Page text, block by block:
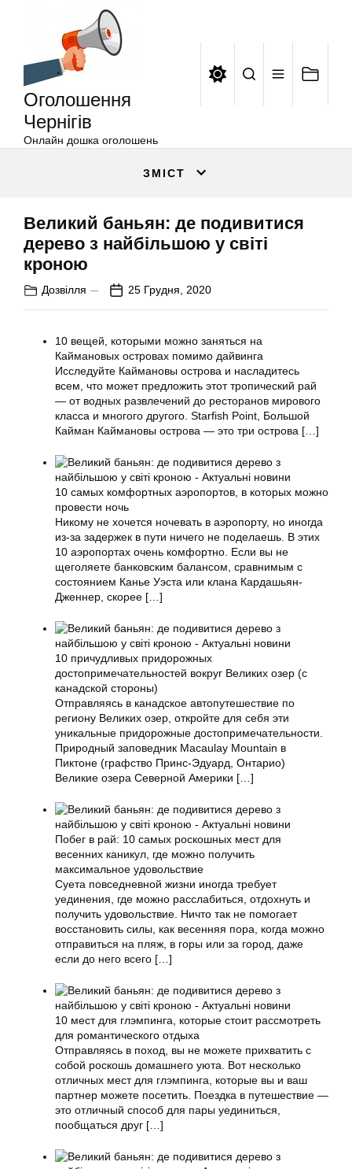
Оголошення
Чернігів
Онлайн дошка оголошень
ЗМІСТ
Великий баньян: де подивитися
дерево з найбільшою у світі
кроною
Дозвілля 25 Грудня, 2020
10 вещей, которыми можно заняться на
Каймановых островах помимо дайвинга
Исследуйте Каймановы острова и насладитесь
всем, что может предложить этот тропический рай
— от водных развлечений до ресторанов мирового
класса и многого другого. Starfish Point, Большой
Кайман Каймановы острова — это три острова […]
10 самых комфортных аэропортов, в которых можно
провести ночь
Никому не хочется ночевать в аэропорту, но иногда
из-за задержек в пути ничего не поделаешь. В этих
10 аэропортах очень комфортно. Если вы не
щеголяете банковским балансом, сравнимым с
состоянием Канье Уэста или клана Кардашьян-
Дженнер, скорее […]
10 причудливых придорожных
достопримечательностей вокруг Великих озер (с
канадской стороны)
Отправляясь в канадское автопутешествие по
региону Великих озер, откройте для себя эти
уникальные придорожные достопримечательности.
Природный заповедник Macaulay Mountain в
Пиктоне (графство Принс-Эдуард, Онтарио)
Великие озера Северной Америки […]
Побег в рай: 10 самых роскошных мест для
весенних каникул, где можно получить
максимальное удовольствие
Суета повседневной жизни иногда требует
уединения, где можно расслабиться, отдохнуть и
получить удовольствие. Ничто так не помогает
восстановить силы, как весенняя пора, когда можно
отправиться на пляж, в горы или за город, даже
если до него всего […]
10 мест для глэмпинга, которые стоит рассмотреть
для романтического отдыха
Отправляясь в поход, вы не можете прихватить с
собой роскошь домашнего уюта. Вот несколько
отличных мест для глэмпинга, которые вы и ваш
партнер можете посетить. Поездка в путешествие —
это отличный способ для пары уединиться,
пообщаться друг […]